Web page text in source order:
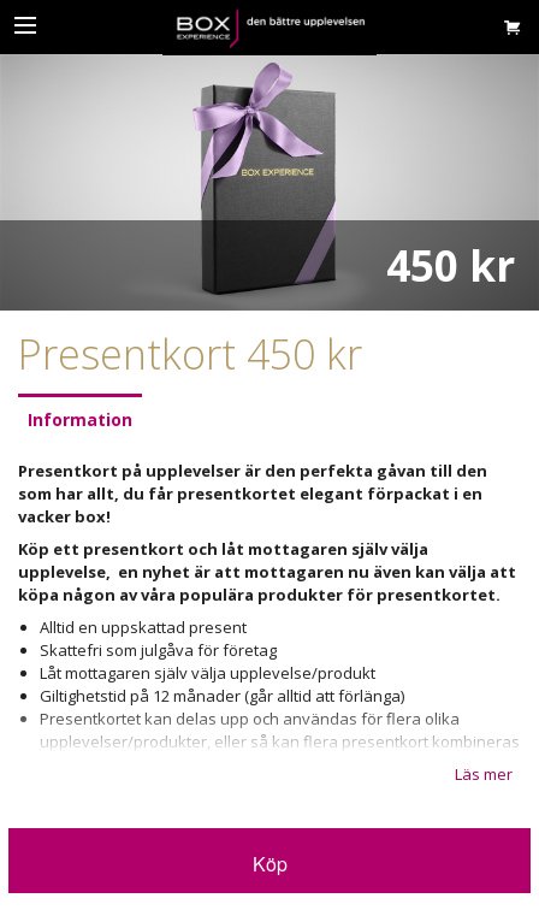
450 kr
Presentkort 450 kr
Information
Presentkort på upplevelser är den perfekta gåvan till den
som har allt, du får presentkortet elegant förpackat i en
vacker box!
Köp ett presentkort och låt mottagaren själv välja
upplevelse, en nyhet är att mottagaren nu även kan välja att
köpa någon av våra populära produkter för presentkortet.
Alltid en uppskattad present
Skattefri som julgåva för företag
Låt mottagaren själv välja upplevelse/produkt
Giltighetstid på 12 månader (går alltid att förlänga)
Presentkortet kan delas upp och användas för flera olika
upplevelser/produkter, eller så kan flera presentkort kombineras
Välj Postleverans med fri frakt inom 1-3 vardagar eller hämta ut
Vi har ett stort urval av handplockade upplevelser i Stockholm och
andra orter och våra presentkort kan givetvis användas för alla.
Läs mer
Köp